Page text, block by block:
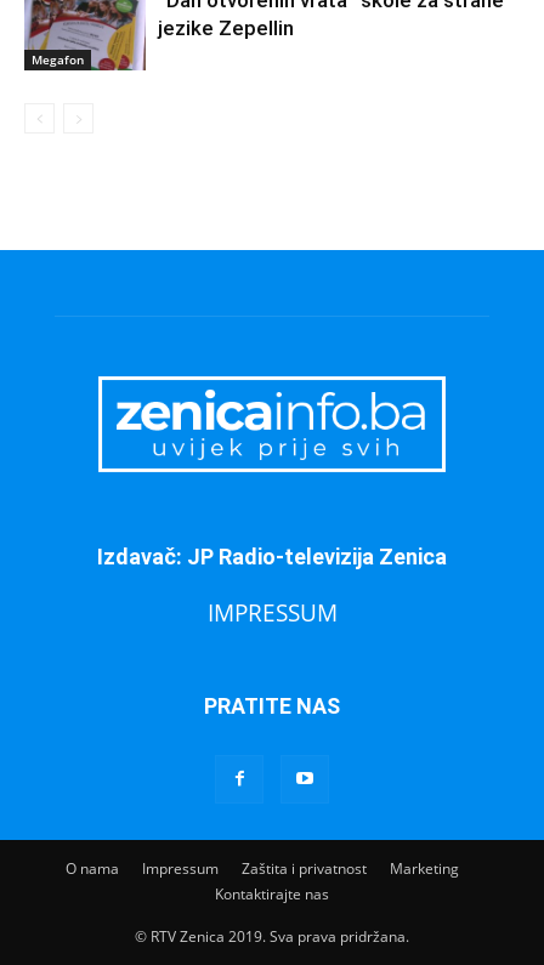
Megafon
jezike Zepellin
Izdavač: JP Radio-televizija Zenica
IMPRESSUM
PRATITE NAS
O nama Impressum Zaštita i privatnost
Marketing
Kontaktirajte nas
© RTV Zenica 2019. Sva prava pridržana.